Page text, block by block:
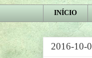
INÍCIO
2016-10-